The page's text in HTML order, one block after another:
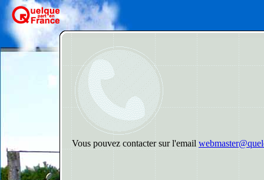
Vous pouvez contacter sur l'email